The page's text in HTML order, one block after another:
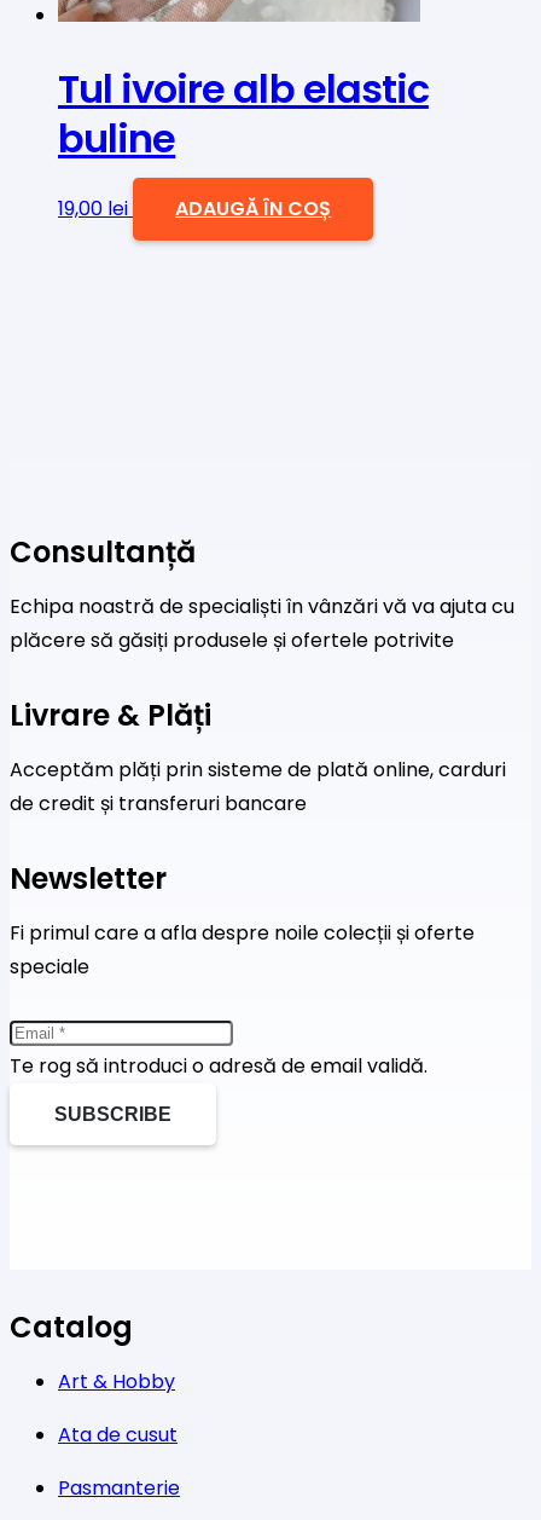
Tul ivoire alb elastic
buline
19,00 lei ADAUGĂ ÎN COȘ
Consultanță
Echipa noastră de specialiști în vânzări vă va ajuta cu
plăcere să găsiți produsele și ofertele potrivite
Livrare & Plăți
Acceptăm plăți prin sisteme de plată online, carduri
de credit și transferuri bancare
Newsletter
Fi primul care a afla despre noile colecții și oferte
speciale
Te rog să introduci o adresă de email validă.
SUBSCRIBE
Catalog
Art & Hobby
Ata de cusut
Pasmanterie